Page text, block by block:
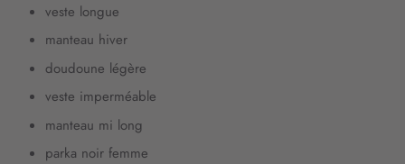
veste longue
manteau hiver
doudoune légère
veste imperméable
manteau mi long
parka noir femme
r
e
’
i
f
o